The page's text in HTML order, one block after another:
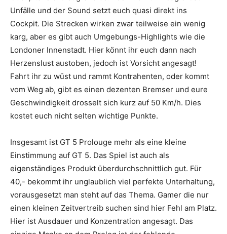
Unfälle und der Sound setzt euch quasi direkt ins
Cockpit. Die Strecken wirken zwar teilweise ein wenig
karg, aber es gibt auch Umgebungs-Highlights wie die
Londoner Innenstadt. Hier könnt ihr euch dann nach
Herzenslust austoben, jedoch ist Vorsicht angesagt!
Fahrt ihr zu wüst und rammt Kontrahenten, oder kommt
vom Weg ab, gibt es einen dezenten Bremser und eure
Geschwindigkeit drosselt sich kurz auf 50 Km/h. Dies
kostet euch nicht selten wichtige Punkte.
Insgesamt ist GT 5 Prolouge mehr als eine kleine
Einstimmung auf GT 5. Das Spiel ist auch als
eigenständiges Produkt überdurchschnittlich gut. Für
40,- bekommt ihr unglaublich viel perfekte Unterhaltung,
vorausgesetzt man steht auf das Thema. Gamer die nur
einen kleinen Zeitvertreib suchen sind hier Fehl am Platz.
Hier ist Ausdauer und Konzentration angesagt. Das